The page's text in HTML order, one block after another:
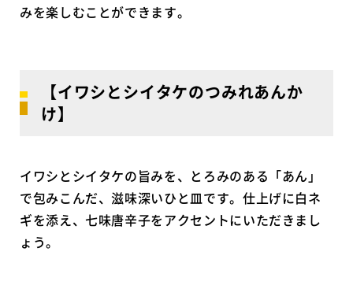
みを楽しむことができます。
【イワシとシイタケのつみれあんか
け】
イワシとシイタケの旨みを、とろみのある「あん」
で包みこんだ、滋味深いひと皿です。仕上げに白ネ
ギを添え、七味唐辛子をアクセントにいただきまし
ょう。